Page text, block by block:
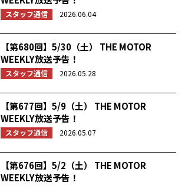
スタッフ通信 2026.06.04
【第680回】5/30（土） THE MOTOR
WEEKLY放送予告！
スタッフ通信 2026.05.28
【第677回】5/9（土） THE MOTOR
WEEKLY放送予告！
スタッフ通信 2026.05.07
【第676回】5/2（土） THE MOTOR
WEEKLY放送予告！